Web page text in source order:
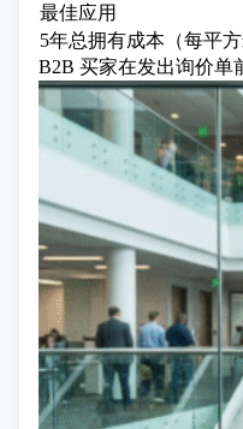
最佳应用
5年总拥有成本（每平方
B2B 买家在发出询价单